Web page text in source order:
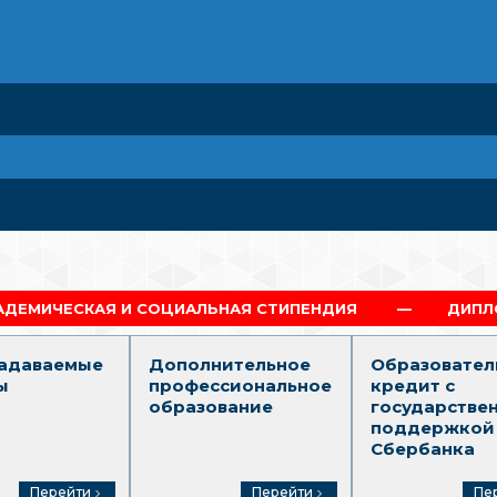
СТИПЕНДИЯ ДИПЛОМ Г.МОСКВА
Перейти
Дополнительное
профессиональное
образование
Перейти
кредит с
поддержкой
Сбербанка